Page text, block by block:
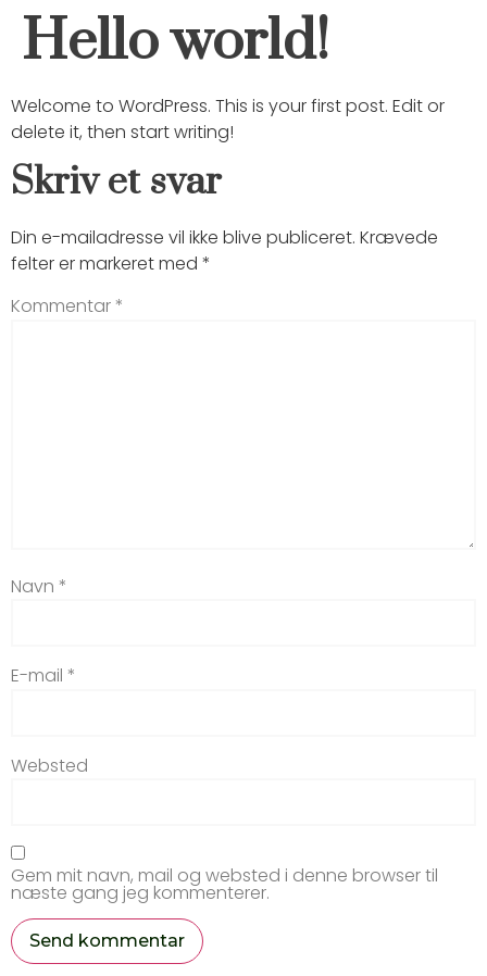
Hello world!
Welcome to WordPress. This is your first post. Edit or
delete it, then start writing!
Skriv et svar
Din e-mailadresse vil ikke blive publiceret. Krævede
felter er markeret med *
Kommentar*
Navn *
E-mail *
Websted
Gem mit navn, mail og websted i denne browser til
næste gang jeg kommenterer.